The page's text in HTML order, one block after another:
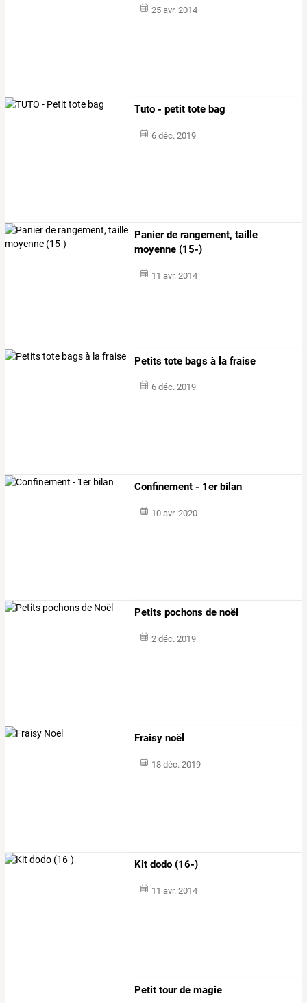
25 avr. 2014
Tuto - petit tote bag
6 déc. 2019
Panier de rangement, taille
moyenne (15-)
11 avr. 2014
Petits tote bags à la fraise
6 déc. 2019
Confinement - 1er bilan
10 avr. 2020
Petits pochons de noël
2 déc. 2019
Fraisy noël
18 déc. 2019
Kit dodo (16-)
11 avr. 2014
Petit tour de magie